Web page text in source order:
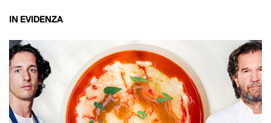
IN EVIDENZA